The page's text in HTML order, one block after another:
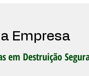
Empresa
em Destruição